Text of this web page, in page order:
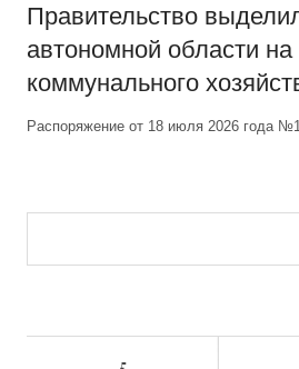
Правительство
автономной области
коммунального
Распоряжение от 18 июля 2026 года